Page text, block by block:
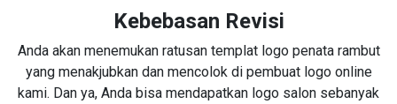
Kebebasan Revisi
Anda akan menemukan ratusan templat logo penata rambut
yang menakjubkan dan mencolok di pembuat logo online
kami. Dan ya, Anda bisa mendapatkan logo salon sebanyak